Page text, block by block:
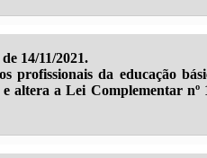
14/11/2021.
profissionais da educação
altera a Lei Complementar nº